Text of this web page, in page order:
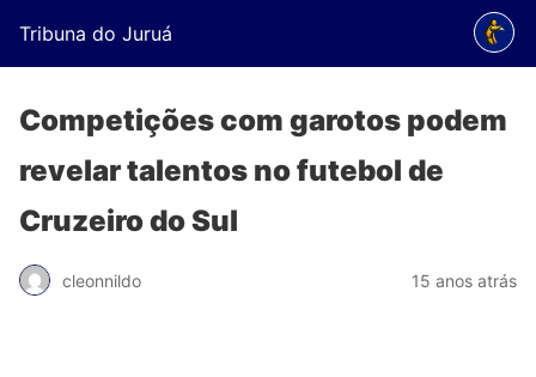
Tribuna do Juruá
Competições com garotos podem
revelar talentos no futebol de
Cruzeiro do Sul
cleonnildo 15 anos atrás